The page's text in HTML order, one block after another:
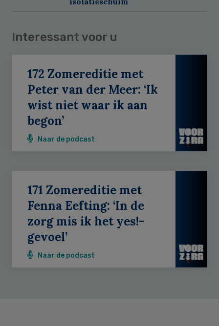
Interessant voor u
172 Zomereditie met
Peter van der Meer: ‘Ik
wist niet waar ik aan
begon’
Naar de podcast
171 Zomereditie met
Fenna Eefting: ‘In de
zorg mis ik het yes!-
gevoel’
Naar de podcast